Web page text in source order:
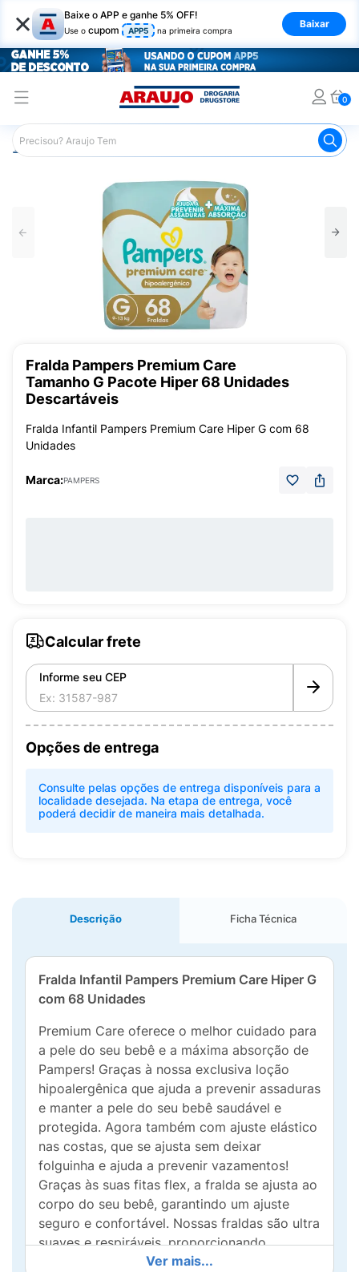
× Baixe o APP e ganhe 5% OFF!
Use o cupom APP5 na primeira compra
Baixar
0
Araujo Infantil Fraldas Infantis
Fralda Pampers Premium Care
Tamanho G Pacote Hiper 68 Unidades
Descartáveis
Fralda Infantil Pampers Premium Care Hiper G com 68
Unidades
Marca:PAMPERS
Calcular frete
Informe seu CEP
Opções de entrega
Consulte pelas opções de entrega disponíveis para a
localidade desejada. Na etapa de entrega, você
poderá decidir de maneira mais detalhada.
Descrição Ficha Técnica
Fralda Infantil Pampers Premium Care Hiper G
com 68 Unidades
Premium Care oferece o melhor cuidado para
a pele do seu bebê e a máxima absorção de
Pampers! Graças à nossa exclusiva loção
hipoalergênica que ajuda a prevenir assaduras
e manter a pele do seu bebê saudável e
protegida. Agora também com ajuste elástico
nas costas, que se ajusta sem deixar
folguinha e ajuda a prevenir vazamentos!
Graças às suas fitas flex, a fralda se ajusta ao
corpo do seu bebê, garantindo um ajuste
seguro e confortável. Nossas fraldas são ultra
suaves e respiráveis, proporcionando
conforto e frescor ao seu bebê durante todo
Ver mais...